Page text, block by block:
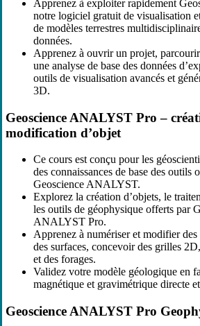
Apprenez à exploiter rapidement
notre logiciel gratuit de visualisation
de modèles terrestres
données.
Apprenez à ouvrir un projet,
une analyse de base des données
outils de visualisation avancés et
3D.
Geoscience ANALYST Pro –
modification d’objet
Ce cours est conçu pour les
des connaissances de base des outils
Geoscience ANALYST.
Explorez la création d’objets, le
les outils de géophysique offerts par
ANALYST Pro.
Apprenez à numériser et modifier
des surfaces, concevoir des grilles
et des forages.
Validez votre modèle géologique en
magnétique et gravimétrique directe
Geoscience ANALYST Pro